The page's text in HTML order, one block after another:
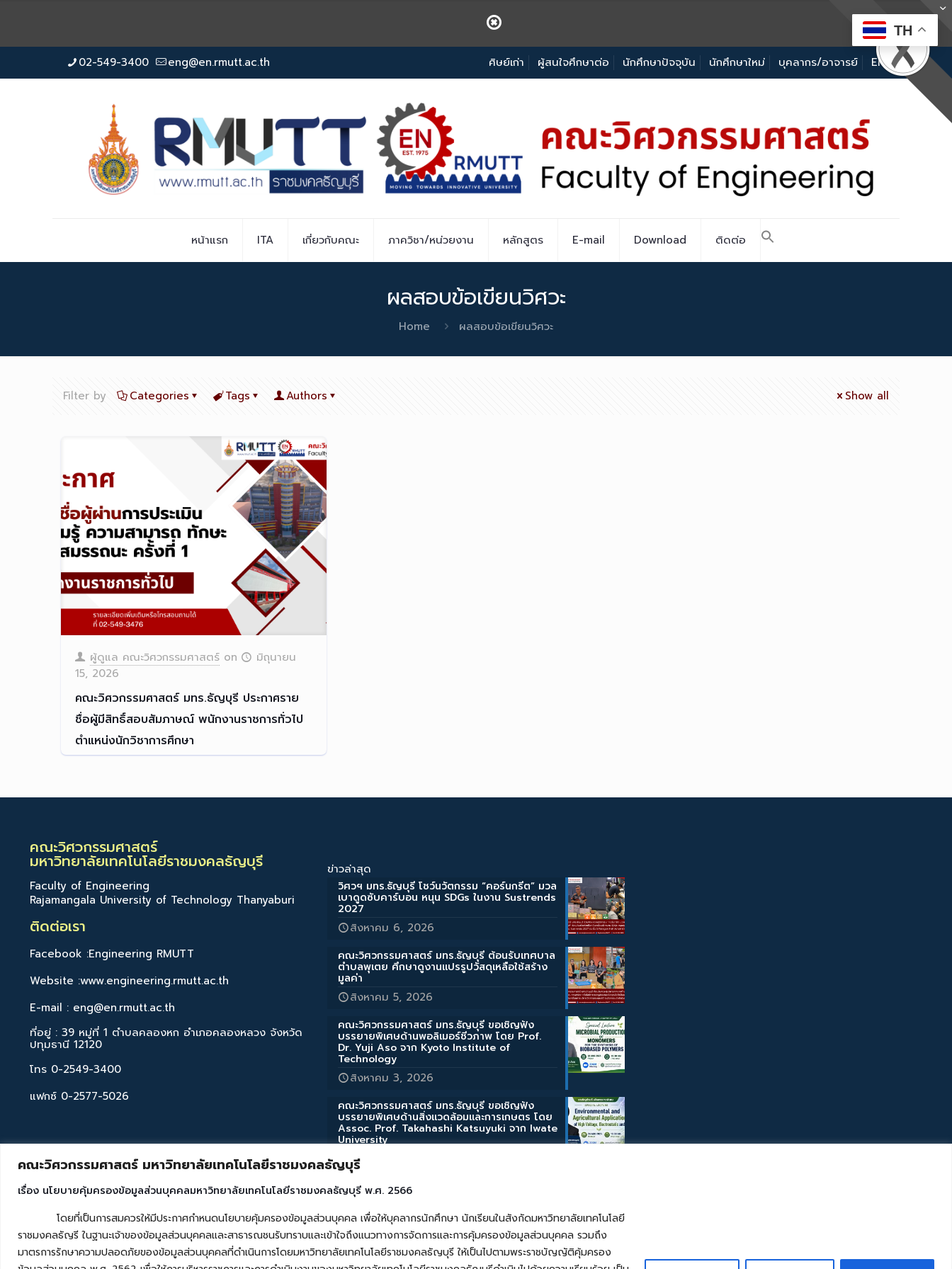
คณะวิศวกรรมศาสตร์ มหาวิทยาลัยเทคโนโลยีราชมงคลธัญบุรี
เรื่อง นโยบายคุ้มครองข้อมูลส่วนบุคคลมหาวิทยาลัยเทคโนโลยีราชมงคลธัญบุรี พ.ศ. 2566
โดยที่เป็นการสมควรให้มีประกาศกำหนดนโยบายคุ้มครองข้อมูลส่วนบุคคล เพื่อให้บุคลากรนักศึกษา นักเรียนในสังกัดมหาวิทยาลัยเทคโนโลยี
ราชมงคลธัญรี ในฐานะเจ้าของข้อมูลส่วนบุคคลและสาธารณชนรับทราบและเข้าใจถึงแนวทางการจัดการและการคุ้มครองข้อมูลส่วนบุคคล รวมถึง
มาตรการรักษาความปลอดภัยของข้อมูลส่วนบุคคลที่ดำเนินการโดยมหาวิทยาลัยเทคโนโลยีราชมงคลธัญบุรี ให้เป็นไปตามพระราชบัญญัติคุ้มครอง
02-549-3400 eng@en.rmutt.ac.th ศิษย์เก่า ผู้สนใจศึกษาต่อ นักศึกษาปัจจุบัน นักศึกษาใหม่ บุคลากร/อาจารย์ EN
หน้าแรก ITA เกี่ยวกับคณะ ภาควิชา/หน่วยงาน หลักสูตร E-mail Download ติดต่อ
ผลสอบข้อเขียนวิศวะ
Home ผลสอบข้อเขียนวิศวะ
Filter by Categories Tags Authors Show all
ผู้ดูแล คณะวิศวกรรมศาสตร์ on
มิถุนายน
15, 2026
คณะวิศวกรรมศาสตร์ มทร.ธัญบุรี ประกาศราย
ชื่อผู้มีสิทธิ์สอบสัมภาษณ์ พนักงานราชการทั่วไป
ตำแหน่งนักวิชาการศึกษา
คณะวิศวกรรมศาสตร์
มหาวิทยาลัยเทคโนโลยีราชมงคลธัญบุรี
Faculty of Engineering
Rajamangala University of Technology Thanyaburi
ติดต่อเรา
Facebook :Engineering RMUTT
Website :www.engineering.rmutt.ac.th
E-mail : eng@en.rmutt.ac.th
ที่อยู่ : 39 หมู่ที่ 1 ตำบลคลองหก อำเภอคลองหลวง จังหวัด
ปทุมธานี 12120
โทร 0-2549-3400
แฟกซ์ 0-2577-5026
ข่าวล่าสุด
วิศวฯ มทร.ธัญบุรี โชว์นวัตกรรม “คอร์นกรีต” มวล
เบาดูดซับคาร์บอน หนุน SDGs ในงาน Sustrends
2027
สิงหาคม 6, 2026
คณะวิศวกรรมศาสตร์ มทร.ธัญบุรี ต้อนรับเทศบาล
ตำบลพุเตย ศึกษาดูงานแปรรูปวัสดุเหลือใช้สร้าง
มูลค่า
สิงหาคม 5, 2026
คณะวิศวกรรมศาสตร์ มทร.ธัญบุรี ขอเชิญฟัง
บรรยายพิเศษด้านพอลิเมอร์ชีวภาพ โดย Prof.
Dr. Yuji Aso จาก Kyoto Institute of
Technology
สิงหาคม 3, 2026
คณะวิศวกรรมศาสตร์ มทร.ธัญบุรี ขอเชิญฟัง
บรรยายพิเศษด้านสิ่งแวดล้อมและการเกษตร โดย
Assoc. Prof. Takahashi Katsuyuki จาก Iwate
University
สิงหาคม 3, 2026
คณะวิศวกรรมศาสตร์ มทร.ธัญบุรี ขอเชิญฟัง
บรรยายพิเศษ “Micro/Nano Bubble
Technologies” โดย Prof. Kiyoshi Yoshikawa
จากมหาวิทยาลัยเกียวโต
สิงหาคม 3, 2026
TH